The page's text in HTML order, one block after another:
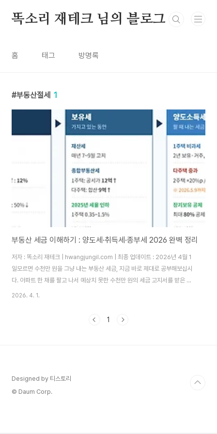
똑소리 재테크 님의 블로그
홈 태그 방명록
부동산절세 1
부동산 세금 이해하기 : 양도세·취득세·종부세 2026 완벽 정리
저자 : 똑소리 재테크 | hwangjungil.com | 최종 업데이트 : 2026년 4월 1
일모르면 수천만 원을 그냥 내는 부동산 세금, 지금 바로 제대로 공부해보십시
다. 아파트 한 채를 팔고 나서 예상치 못한 수천만 원의 세금 고지서를 받은 경
험, 주변에서 한 번쯤 들어보셨을 겁니다. 부동산 세금은 언제, 어떤 조건으로
시 세금 구조를 이해해야 하며, 그래야 손해 없는 내 집 마련과 투자가 가능합니
2026. 4. 1.
1
Designed by 티스토리
© Daum Corp.